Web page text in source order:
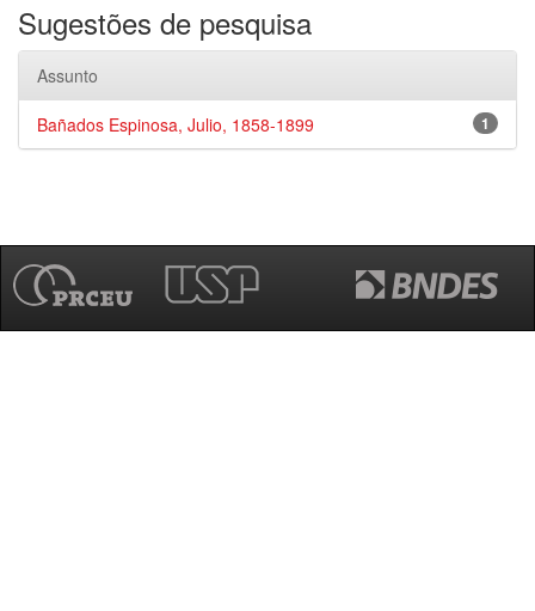
Sugestões de pesquisa
Assunto
1
Bañados Espinosa, Julio, 1858-1899